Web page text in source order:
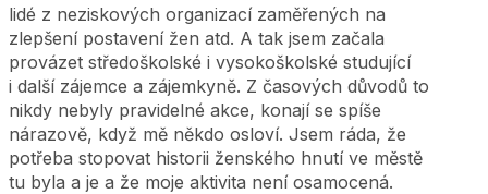
lidé z neziskových organizací zaměřených na
zlepšení postavení žen atd. A tak jsem začala
provázet středoškolské i vysokoškolské studující
i další zájemce a zájemkyně. Z časových důvodů to
nikdy nebyly pravidelné akce, konají se spíše
nárazově, když mě někdo osloví. Jsem ráda, že
potřeba stopovat historii ženského hnutí ve městě
tu byla a je a že moje aktivita není osamocená.